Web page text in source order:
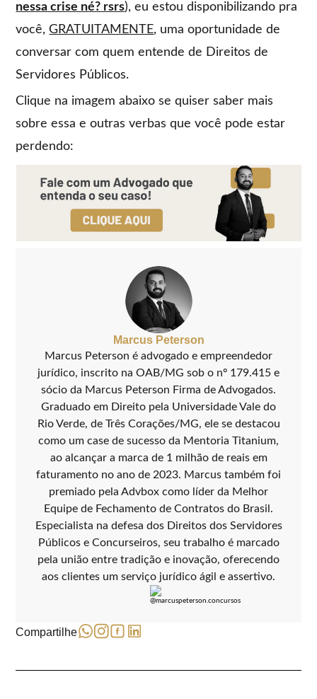
nessa crise né? rsrs), eu estou disponibilizando pra
você,GRATUITAMENTE, uma oportunidade de
conversar com quem entende de Direitos de
Servidores Públicos.
Clique na imagem abaixo se quiser saber mais
sobre essa e outras verbas que você pode estar
perdendo:
Marcus Peterson
Marcus Peterson é advogado e empreendedor
jurídico, inscrito na OAB/MG sob o nº 179.415 e
sócio da Marcus Peterson Firma de Advogados.
Graduado em Direito pela Universidade Vale do
Rio Verde, de Três Corações/MG, ele se destacou
como um case de sucesso da Mentoria Titanium,
ao alcançar a marca de 1 milhão de reais em
faturamento no ano de 2023. Marcus também foi
premiado pela Advbox como líder da Melhor
Equipe de Fechamento de Contratos do Brasil.
Especialista na defesa dos Direitos dos Servidores
Públicos e Concurseiros, seu trabalho é marcado
pela união entre tradição e inovação, oferecendo
aos clientes um serviço jurídico ágil e assertivo.
Compartilhe